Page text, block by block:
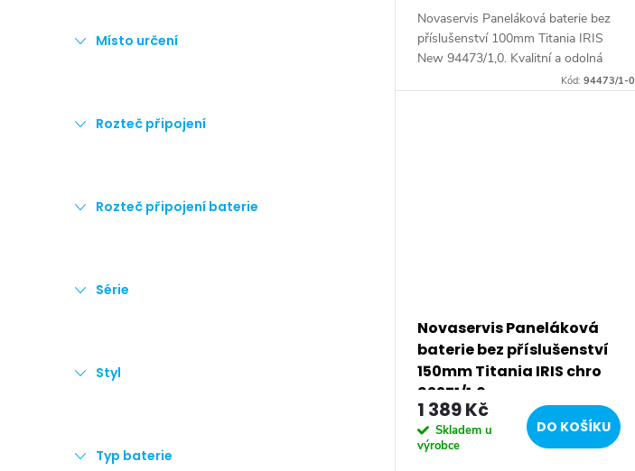
Místo určení
Rozteč připojení
Rozteč připojení baterie
Série
Styl
Typ baterie
Novaservis Paneláková baterie bez
příslušenství 100mm Titania IRIS
New 94473/1,0. Kvalitní a odolná
keramická kartuše 35 mm sKód:94473/1-0
Novaservis Paneláková
baterie bez příslušenství
150mm Titania IRIS chro
92271/1,0
1 389 Kč
Skladem u
výrobce
DO KOŠÍKU